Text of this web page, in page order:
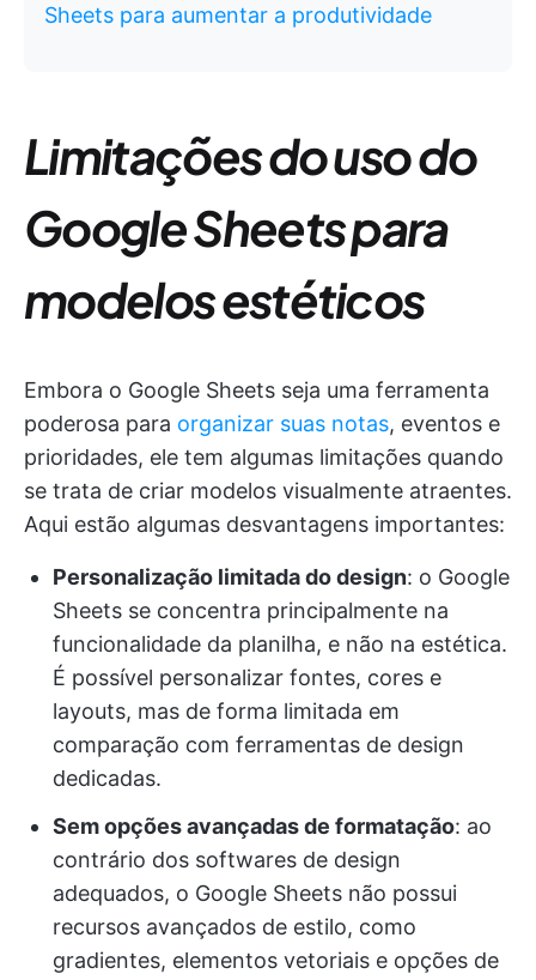
Sheets para aumentar a produtividade
Limitações do uso do
Google Sheets para
modelos estéticos
Embora o Google Sheets seja uma ferramenta
poderosa para organizar suas notas, eventos e
prioridades, ele tem algumas limitações quando
se trata de criar modelos visualmente atraentes.
Aqui estão algumas desvantagens importantes:
Personalização limitada do design: o Google
Sheets se concentra principalmente na
funcionalidade da planilha, e não na estética.
É possível personalizar fontes, cores e
layouts, mas de forma limitada em
comparação com ferramentas de design
dedicadas.
Sem opções avançadas de formatação: ao
contrário dos softwares de design
adequados, o Google Sheets não possui
recursos avançados de estilo, como
gradientes, elementos vetoriais e opções de